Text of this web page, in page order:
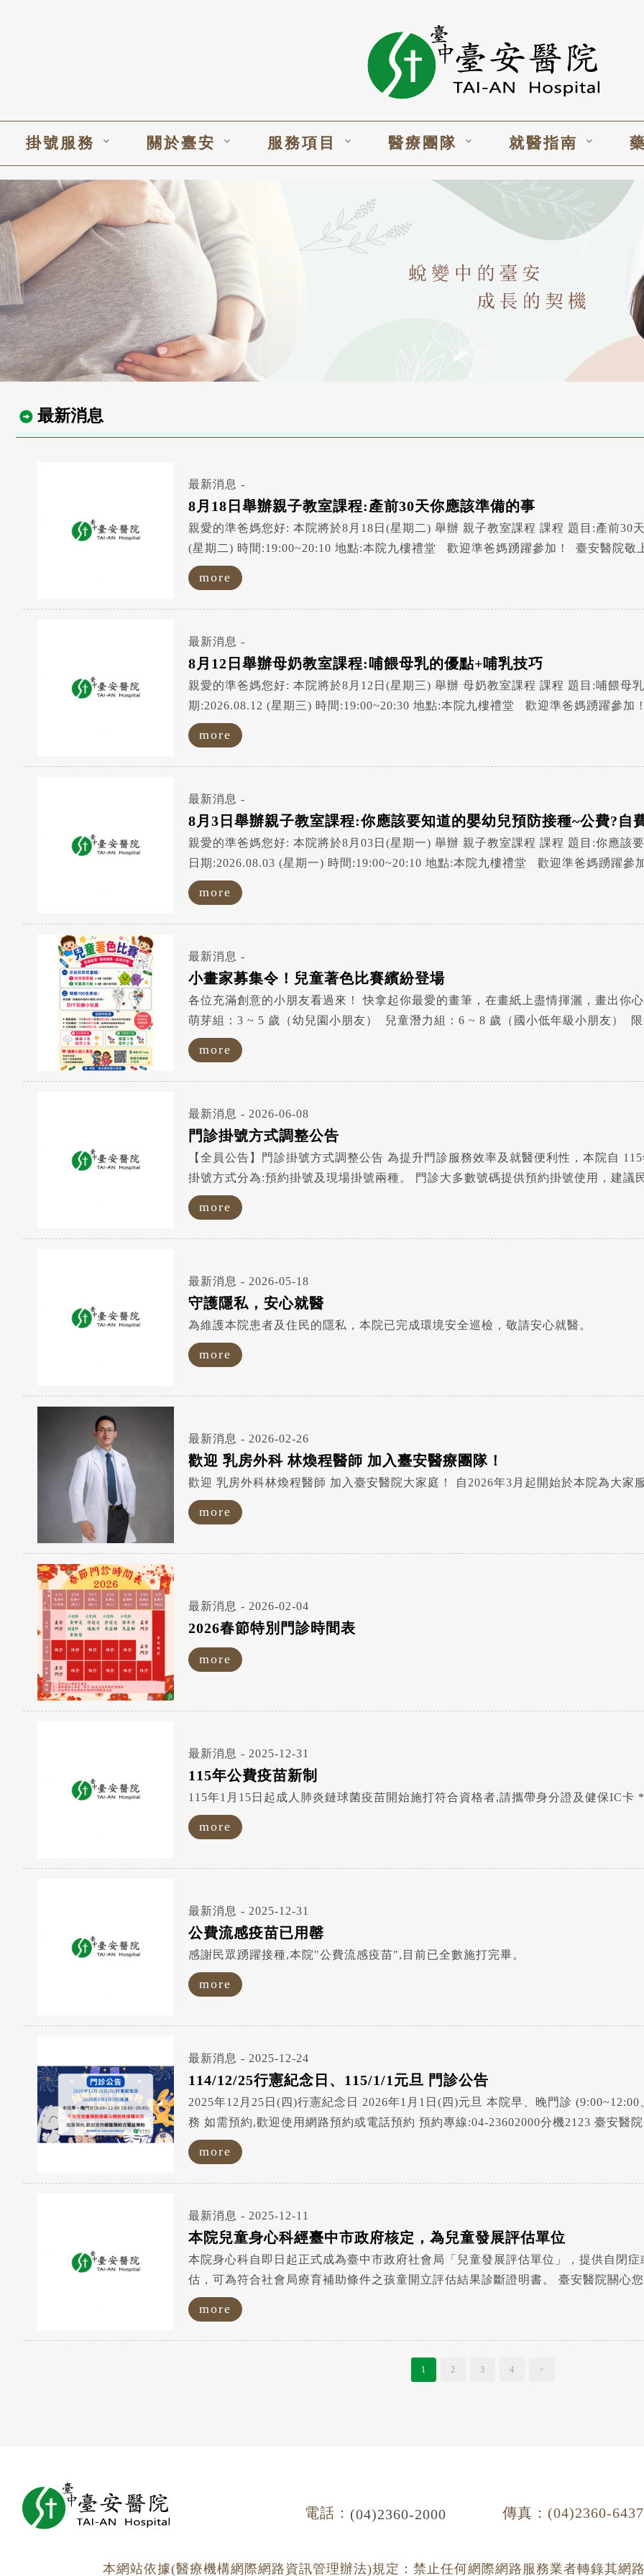
掛號服務 關於臺安 服務項目 醫療團隊 就醫指南
最新消息
最新消息 -
8月18日舉辦親子教室課程:產前30天你應該準備的事
親愛的準爸媽您好: 本院將於8月18日(星期二) 舉辦 親子教室課程 課程 題目:產前30天你應該準備的事 講師:李仁慧護理師 日期:2026.08.18
(星期二) 時間:19:00~20:10 地點:本院九樓禮堂 歡迎準爸媽踴躍參加 ! 臺安醫院敬上
.f1{ font-family: "標楷體",
more
最新消息 -
8月12日舉辦母奶教室課程:哺餵母乳的優點+哺乳技巧
親愛的準爸媽您好: 本院將於8月12日(星期三) 舉辦 母奶教室課程 課程 題目:哺餵母乳的優點+哺乳技巧 講師:董如玉護理師 日
期:2026.08.12 (星期三) 時間:19:00~20:30 地點:本院九樓禮堂 歡迎準爸媽踴躍參加 ! 臺安醫院敬上
.f1{ font-family: "標楷體",
more
最新消息 -
8月3日舉辦親子教室課程:你應該要知道的嬰幼兒預防接種~公費?自
親愛的準爸媽您好: 本院將於8月03日(星期一) 舉辦 親子教室課程 課程 題目:你應該要知道的嬰幼兒預防接種~公費?自費? 講師:鄭年芳醫師
日期:2026.08.03 (星期一) 時間:19:00~20:10 地點:本院九樓禮堂 歡迎準爸媽踴躍參加 ! 臺安醫院敬上
.f1{ font-family: "標楷體",
more
最新消息 -
小畫家募集令！兒童著色比賽繽紛登場
各位充滿創意的小朋友看過來！ 快拿起你最愛的畫筆，在畫紙上盡情揮灑，畫出
萌芽組：3 ~ 5 歲（幼兒園小朋友） 兒童潛力組：6 ~ 8 歲（國小低年級小朋友）
喔！ 【活動重要時程】 領取畫紙：115年 6月15日 至 8月10日（請至兒科門診領
賽資格，請家長留...
more
最新消息 - 2026-06-08
門診掛號方式調整公告
【全員公告】門診掛號方式調整公告 為提升門診服務效率及就醫便利性，本院自
掛號方式分為:預約掛號及現場掛號兩種。 門診大多數號碼提供預約掛號使用，建議民眾提前預約。 現場僅提供少部分名額給現場掛號，
more
最新消息 - 2026-05-18
守護隱私，安心就醫
為維護本院患者及住民的隱私，本院已完成環境安全巡檢，敬請安心就醫。
more
最新消息 - 2026-02-26
歡迎 乳房外科 林煥程醫師 加入臺安醫療團隊！
more
最新消息 - 2026-02-04
2026春節特別門診時間表
more
最新消息 - 2025-12-31
115年公費疫苗新制
115
more
最新消息 - 2025-12-31
公費流感疫苗已用罄
感謝民眾踴躍接種,本院"公費流感疫苗",目前已全數施打完畢。
more
最新消息 - 2025-12-24
114/12/25行憲紀念日、115/1/1元旦 門診公告
2025年12月25日(四)行憲紀念日 2026年1月1日(四)元旦 本院早、晚門診
務 如需預約,歡迎使用網路預約或電話預約 預約專線:04-23602000分機2123 臺安醫
~
more
最新消息 - 2025-12-11
本院兒童身心科經臺中市政府核定，為兒童發展評估單位
本院身心科自即日起正式成為臺中市政府社會局「兒童發展評估單位」，提供自閉
估，可為符合社會局療育補助條件之孩童開立評估結果
more
1 2 3 4 >
電話： (04)2360-2000 傳真：(04)2360-6437
本網站依據(醫療機構網際網路資訊管理辦法)規定：禁止任何網際網路服務業者轉錄其網